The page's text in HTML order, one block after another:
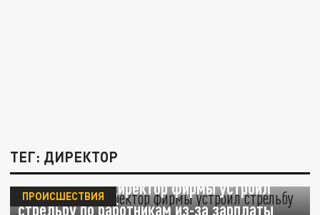
ТЕГ: ДИРЕКТОР
В Волгограде директор фирмы устроил
стрельбу по работникам из-за зарплаты
ПРОИСШЕСТВИЯ